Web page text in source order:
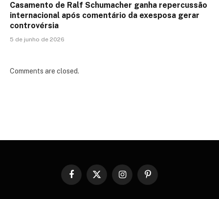
Casamento de Ralf Schumacher ganha repercussão
internacional após comentário da exesposa gerar
controvérsia
5 de junho de 2026
Comments are closed.
Facebook
X
InstagramPinterest